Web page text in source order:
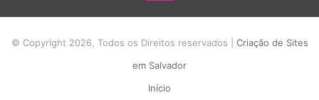
© Copyright 2026, Todos os Direitos reservados | Criação de Sites
em Salvador
Início